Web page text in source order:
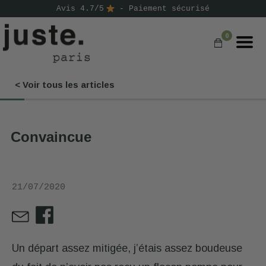
Avis 4.7/5 - Paiement sécurisé
0
< Voir tous les articles
Convaincue
21/07/2020
Un départ assez mitigée, j’étais assez boudeuse
COMMANDER
NOS GAMMES
D'ESSAI
⭐